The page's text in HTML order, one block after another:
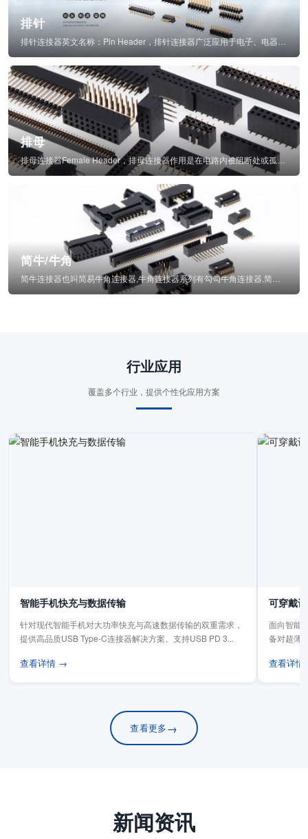
排针
排母
排母连接器Female Header，排母连接器作用是在电路内被阻断处或孤立不通...
简牛/牛角
行业应用
覆盖多个行业，提供个性化应用方案
智能手机快充与数据传输
针对现代智能手机对大功率快充与高速数据传输的双重需求，
提供高品质USB Type-C连接器解决方案。支持USB PD 3...
查看详情 →
可穿戴
面向智能
备对超薄
查看详
查看更多→
新闻资讯